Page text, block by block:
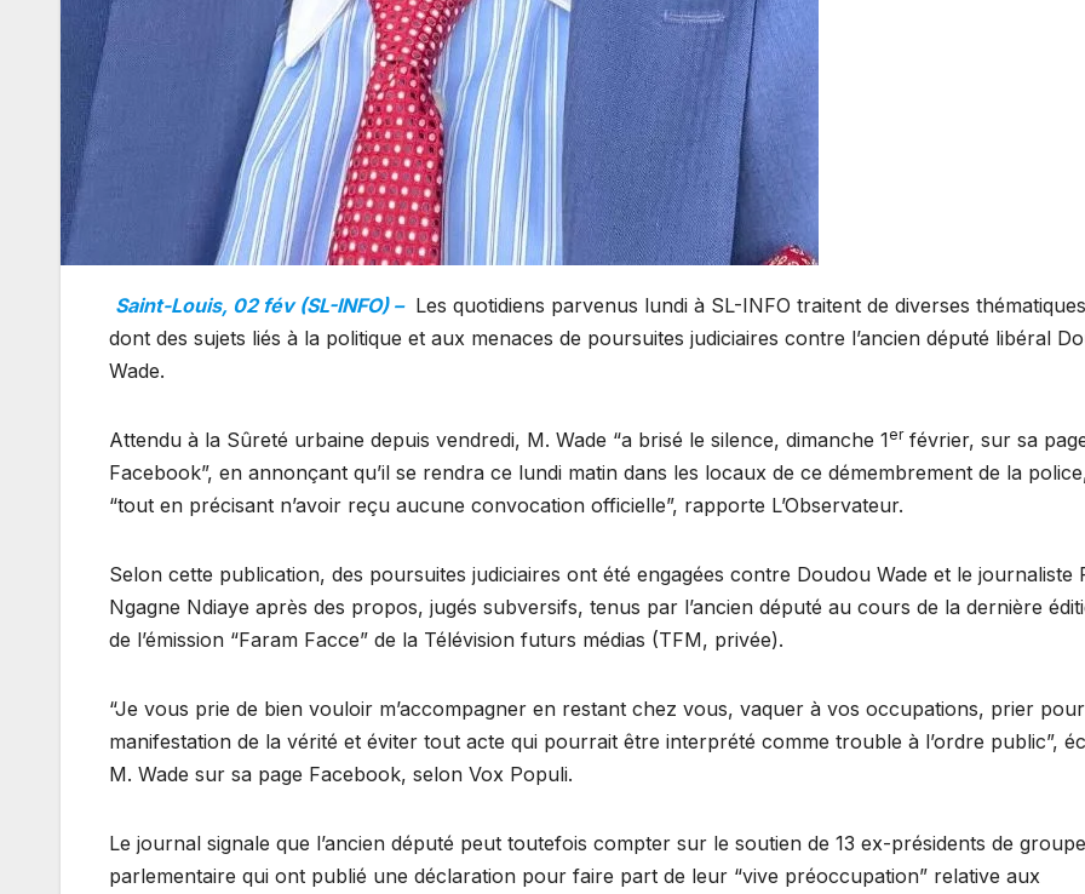
Saint-Louis, 02 fév (SL-INFO) – Les quotidiens parvenus lundi à SL-INFO traitent de diverses thématiques
dont des sujets liés à la politique et aux menaces de poursuites judiciaires contre l’ancien député libéral
Wade.
Attendu à la Sûreté urbaine depuis vendredi, M. Wade “a brisé le silence, dimanche 1erfévrier, sur sa
Facebook”, en annonçant qu’il se rendra ce lundi matin dans les locaux de ce démembrement de la
“tout en précisant n’avoir reçu aucune convocation officielle”, rapporte L’Observateur.
Selon cette publication, des poursuites judiciaires ont été engagées contre Doudou Wade et le journaliste
Ngagne Ndiaye après des propos, jugés subversifs, tenus par l’ancien député au cours de la dernière
de l’émission “Faram Facce” de la Télévision futurs médias (TFM, privée).
“Je vous prie de bien vouloir m’accompagner en restant chez vous, vaquer à vos occupations, prier
manifestation de la vérité et éviter tout acte qui pourrait être interprété comme trouble à l’ordre public”,
M. Wade sur sa page Facebook, selon Vox Populi.
Le journal signale que l’ancien député peut toutefois compter sur le soutien de 13 ex-présidents de groupe
parlementaire qui ont publié une déclaration pour faire part de leur “vive préoccupation” relative aux